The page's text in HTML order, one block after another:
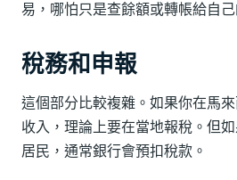
易，哪怕只是查餘額或轉帳給自己
稅務和申報
這個部分比較複雜。如果你在馬
收入，理論上要在當地報稅。但
居民，通常銀行會預扣稅款。